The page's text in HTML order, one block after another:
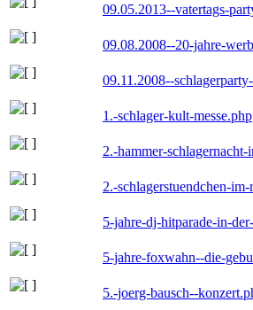
09.05.2013--vatertags-
09.08.2008--20-jahre-
09.11.2008--
1.-schlager-kult-messe.php
2.-hammer-
2.-schlagerstuendchen-
5-jahre-dj-hitparade-in-
5-jahre-foxwahn--die-
5.-joerg-bausch--